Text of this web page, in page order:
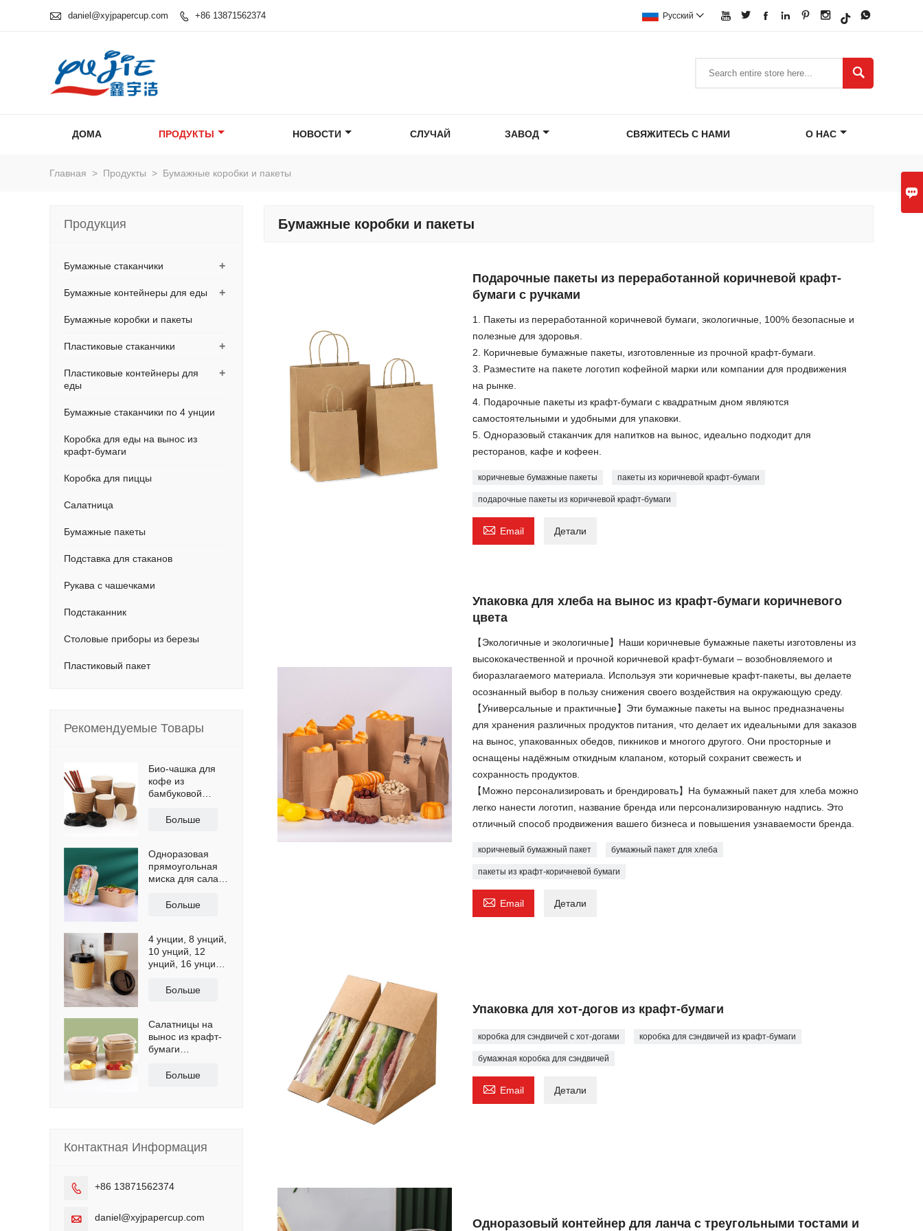

 daniel@xyjpapercup.com  +86 13871562374       
Pусский 

ДОМА ПРОДУКТЫ НОВОСТИ СЛУЧАЙ ЗАВОД СВЯЖИТЕСЬ С НАМИ О НАС
Главная > Продукты > Бумажные коробки и пакеты
Бумажные коробки и пакеты
Подарочные пакеты из переработанной коричневой крафт-
бумаги с ручками
1. Пакеты из переработанной коричневой бумаги, экологичные, 100% безопасные и
полезные для здоровья.
2. Коричневые бумажные пакеты, изготовленные из прочной крафт-бумаги.
3. Разместите на пакете логотип кофейной марки или компании для продвижения
на рынке.
4. Подарочные пакеты из крафт-бумаги с квадратным дном являются
самостоятельными и удобными для упаковки.
5. Одноразовый стаканчик для напитков на вынос, идеально подходит для
ресторанов, кафе и кофеен.
коричневые бумажные пакеты пакеты из коричневой крафт-бумаги
подарочные пакеты из коричневой крафт-бумаги
 Email Детали
Упаковка для хлеба на вынос из крафт-бумаги коричневого
цвета
【Экологичные и экологичные】Наши коричневые бумажные пакеты изготовлены из
высококачественной и прочной коричневой крафт-бумаги – возобновляемого и
биоразлагаемого материала. Используя эти коричневые крафт-пакеты, вы делаете
осознанный выбор в пользу снижения своего воздействия на окружающую среду.
【Универсальные и практичные】Эти бумажные пакеты на вынос предназначены
для хранения различных продуктов питания, что делает их идеальными для заказов
на вынос, упакованных обедов, пикников и многого другого. Они просторные и
оснащены надёжным откидным клапаном, который сохранит свежесть и
сохранность продуктов.
【Можно персонализировать и брендировать】На бумажный пакет для хлеба можно
легко нанести логотип, название бренда или персонализированную надпись. Это
отличный способ продвижения вашего бизнеса и повышения узнаваемости бренда.
коричневый бумажный пакет бумажный пакет для хлеба
пакеты из крафт-коричневой бумаги
 Email Детали
Упаковка для хот-догов из крафт-бумаги
коробка для сэндвичей с хот-догами коробка для сэндвичей из крафт-бумаги
бумажная коробка для сэндвичей
 Email Детали
Одноразовый контейнер для ланча с треугольными тостами и
Продукция
+
Бумажные стаканчики
+
Бумажные контейнеры для еды
Бумажные коробки и пакеты
+
Пластиковые стаканчики
+
Пластиковые контейнеры для
еды
Бумажные стаканчики по 4 унции
Коробка для еды на вынос из
крафт-бумаги
Коробка для пиццы
Салатница
Бумажные пакеты
Подставка для стаканов
Рукава с чашечками
Подстаканник
Столовые приборы из березы
Пластиковый пакет
Рекомендуемые Товары
Био-чашка для
кофе из
бамбуковой
двойными
Больше
Одноразовая
прямоугольная
миска для салата
с крышкой
Больше
4 унции, 8 унций,
10 унций, 12
унций, 16 унций,
стаканчики для
обоями,
бумажные
биочашки
Больше
Салатницы на
вынос из крафт-
бумаги
формы объемом
Больше
Контактная Информация
 +86 13871562374
 daniel@xyjpapercup.com